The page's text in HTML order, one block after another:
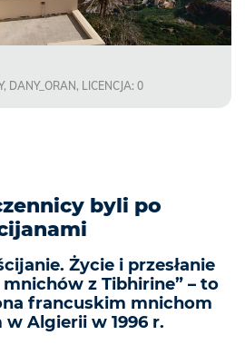
DANY_ORAN, LICENCJA: 0
byli po
Życie i przesłanie
mnichów z Tibhirine” – to
francuskim mnichom
Algierii w 1996 r.